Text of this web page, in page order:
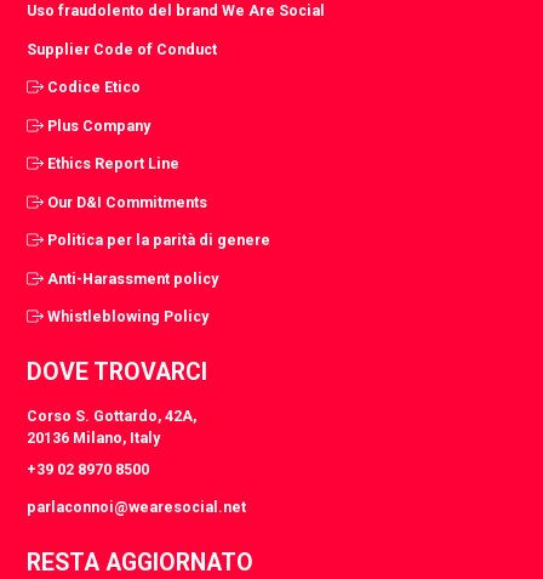
Uso fraudolento del brand We Are Social
Supplier Code of Conduct
Codice Etico
Plus Company
Ethics Report Line
Our D&I Commitments
Politica per la parità di genere
Anti-Harassment policy
Whistleblowing Policy
DOVE TROVARCI
Corso S. Gottardo, 42A,
20136 Milano, Italy
+39 02 8970 8500
parlaconnoi@wearesocial.net
RESTA AGGIORNATO